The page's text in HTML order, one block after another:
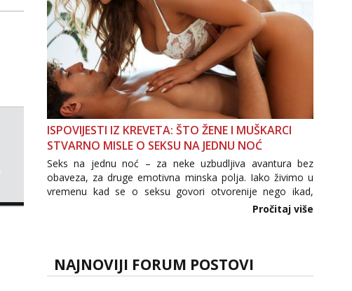
ISPOVIJESTI IZ KREVETA: ŠTO ŽENE I MUŠKARCI
STVARNO MISLE O SEKSU NA JEDNU NOĆ
Seks na jednu noć – za neke uzbudljiva avantura bez
obaveza, za druge emotivna minska polja. Iako živimo u
vremenu kad se o seksu govori otvorenije nego ikad,
tema „jedne noći strasti“ i dalje izaziva burne rasprave. Što
Pročitaj više
NAJNOVIJI FORUM POSTOVI